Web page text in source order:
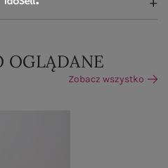
OGLĄDANE
Zobacz wszystko